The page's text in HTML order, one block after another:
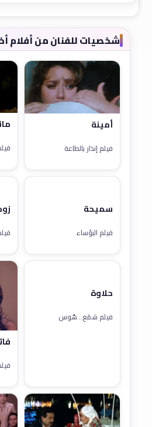
شخصيات للفنان من أفلام
أمينة
فيلم إنذار بالطاعة
سميحة
فيلم البؤساء
حلاوة
فيلم سَمَع.. هُوس